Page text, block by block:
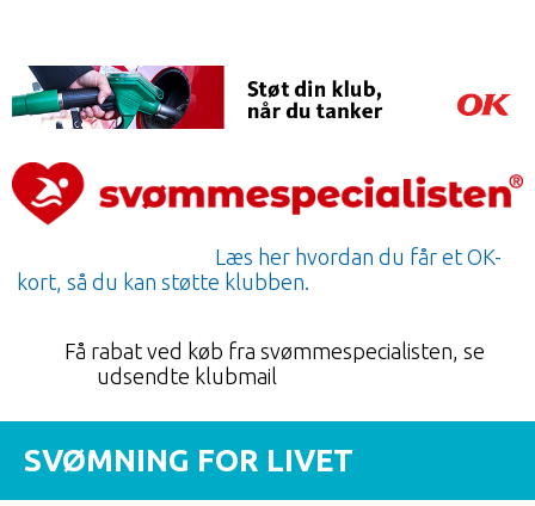
Læs her hvordan du får et OK-
kort, så du kan støtte klubben.
Få rabat ved køb fra svømmespecialisten, se
udsendte klubmail
SVØMNING FOR LIVET